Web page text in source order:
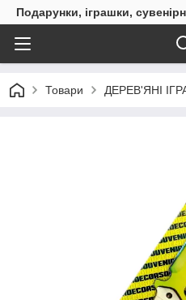
Подарунки, іграшки,
Товари ДЕРЕВ'ЯНІ